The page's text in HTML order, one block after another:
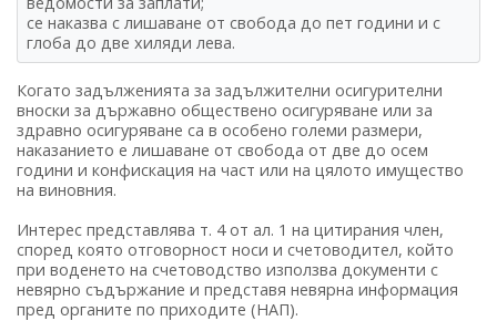
се наказва с лишаване от свобода до пет години и с
глоба до две хиляди лева.
Когато задълженията за задължителни осигурителни
вноски за държавно обществено осигуряване или за
здравно осигуряване са в особено големи размери,
наказанието е лишаване от свобода от две до осем
години и конфискация на част или на цялото имущество
на виновния.
Интерес представлява т. 4 от ал. 1 на цитирания член,
според която отговорност носи и счетоводител, който
при воденето на счетоводство използва документи с
невярно съдържание и представя невярна информация
пред органите по приходите (НАП).